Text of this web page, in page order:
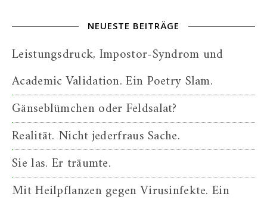
NEUESTE BEITRÄGE
Leistungsdruck, Impostor-Syndrom und
Academic Validation. Ein Poetry Slam.
Gänseblümchen oder Feldsalat?
Realität. Nicht jederfraus Sache.
Sie las. Er träumte.
Mit Heilpflanzen gegen Virusinfekte. Ein